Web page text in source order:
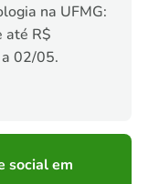
na UFMG:
até R$
02/05.
social em